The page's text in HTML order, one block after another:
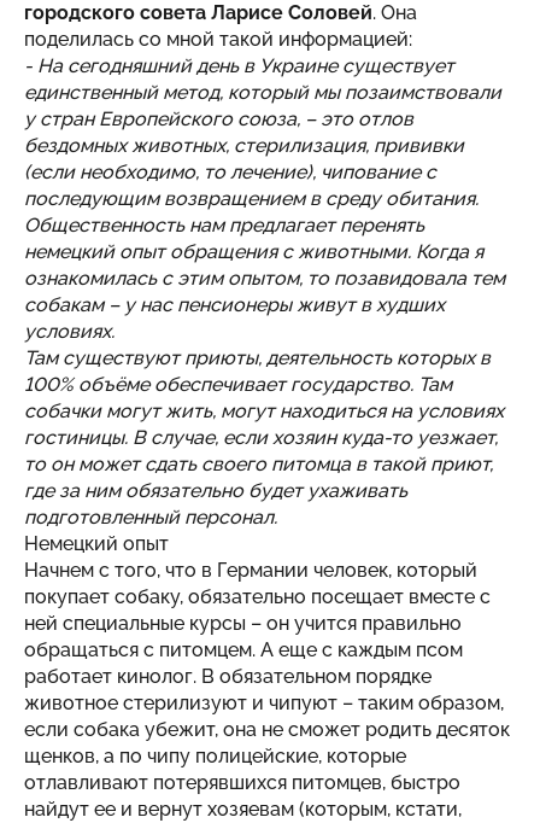
городского совета Ларисе Соловей. Она
поделилась со мной такой информацией:
- На сегодняшний день в Украине существует
единственный метод, который мы позаимствовали
у стран Европейского союза, – это отлов
бездомных животных, стерилизация, прививки
(если необходимо, то лечение), чипование с
последующим возвращением в среду обитания.
Общественность нам предлагает перенять
немецкий опыт обращения с животными. Когда я
ознакомилась с этим опытом, то позавидовала тем
собакам – у нас пенсионеры живут в худших
условиях.
Там существуют приюты, деятельность которых в
100% объёме обеспечивает государство. Там
собачки могут жить, могут находиться на условиях
гостиницы. В случае, если хозяин куда-то уезжает,
то он может сдать своего питомца в такой приют,
где за ним обязательно будет ухаживать
подготовленный персонал.
Немецкий опыт
Начнем с того, что в Германии человек, который
покупает собаку, обязательно посещает вместе с
ней специальные курсы – он учится правильно
обращаться с питомцем. А еще с каждым псом
работает кинолог. В обязательном порядке
животное стерилизуют и чипуют – таким образом,
если собака убежит, она не сможет родить десяток
щенков, а по чипу полицейские, которые
отлавливают потерявшихся питомцев, быстро
найдут ее и вернут хозяевам (которым, кстати,